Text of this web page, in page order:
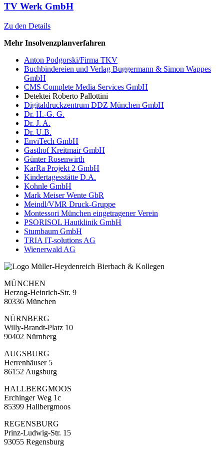
TV Werk GmbH
Zu den Details
Mehr Insolvenzplanverfahren
Anton Podgorski/Firma TKV
Buchbindereien und Verlag Buggermann & Simon Wappes
GmbH
CMS Complete Media Services GmbH
Detektei Roberto Pallottini
Digitaldruckzentrum DDZ München GmbH
Dr. H.-G. G.
Dr. J. A.
Dr. U.B.
EnviTech GmbH
Gasthof Kreitmair GmbH
Günter Rosenwirth
KarRa Projekt 2 GmbH
Kindertagesstätte D.A.
Kohnle GmbH
Mark Meiser Wente GbR
Meindl/VMR Druck-Gruppe
Montessori München eingetragener Verein
PSORISOL Hautklinik GmbH
Stumbaum GmbH
TRIA IT-solutions AG
Wienerwald AG
MÜNCHEN
Herzog-Heinrich-Str. 9
80336 München
NÜRNBERG
Willy-Brandt-Platz 10
90402 Nürnberg
AUGSBURG
Herrenhäuser 5
86152 Augsburg
HALLBERGMOOS
Erchinger Weg 1c
85399 Hallbergmoos
REGENSBURG
Prinz-Ludwig-Str. 15
93055 Regensburg